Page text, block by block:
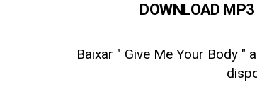
DOWNLOAD
Baixar " Give Me Your Body "